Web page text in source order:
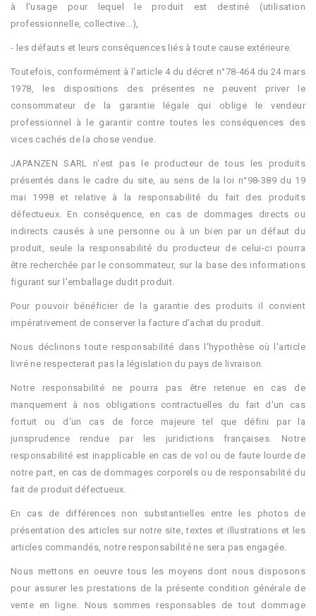
à l'usage pour lequel le produit est destiné (utilisation
professionnelle, collective...),
- les défauts et leurs conséquences liés à toute cause extérieure.
Toutefois, conformément à l'article 4 du décret n°78-464 du 24 mars
1978, les dispositions des présentes ne peuvent priver le
consommateur de la garantie légale qui oblige le vendeur
professionnel à le garantir contre toutes les conséquences des
vices cachés de la chose vendue.
JAPANZEN SARL n'est pas le producteur de tous les produits
présentés dans le cadre du site, au sens de la loi n°98-389 du 19
mai 1998 et relative à la responsabilité du fait des produits
défectueux. En conséquence, en cas de dommages directs ou
indirects causés à une personne ou à un bien par un défaut du
produit, seule la responsabilité du producteur de celui-ci pourra
être recherchée par le consommateur, sur la base des informations
figurant sur l'emballage dudit produit.
Pour pouvoir bénéficier de la garantie des produits il convient
impérativement de conserver la facture d'achat du produit.
Nous déclinons toute responsabilité dans l'hypothèse où l'article
livré ne respecterait pas la législation du pays de livraison.
Notre responsabilité ne pourra pas être retenue en cas de
manquement à nos obligations contractuelles du fait d'un cas
fortuit ou d'un cas de force majeure tel que défini par la
jurisprudence rendue par les juridictions françaises. Notre
responsabilité est inapplicable en cas de vol ou de faute lourde de
notre part, en cas de dommages corporels ou de responsabilité du
fait de produit défectueux.
En cas de différences non substantielles entre les photos de
présentation des articles sur notre site, textes et illustrations et les
articles commandés, notre responsabilité ne sera pas engagée.
Nous mettons en oeuvre tous les moyens dont nous disposons
pour assurer les prestations de la présente condition générale de
vente en ligne. Nous sommes responsables de tout dommage